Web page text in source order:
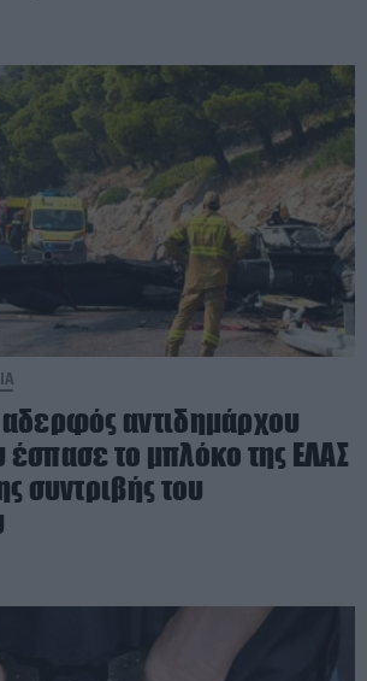
αντιδημάρχου
το μπλόκο της ΕΛΑΣ
συντριβής του